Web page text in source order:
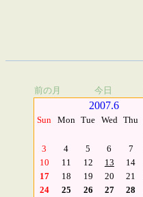
前の月 今日
2007.6
Sun Mon Tue Wed Thu
3
4 5 6 7
10
11 12 13 14
17
18 19 20 21
24
25 26 27 28